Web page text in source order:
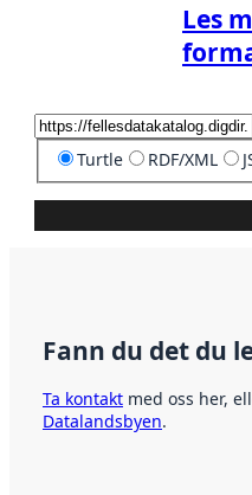
Les
Turtle RDF/XML
Fann du det du
Ta kontakt med oss her,
Datalandsbyen.